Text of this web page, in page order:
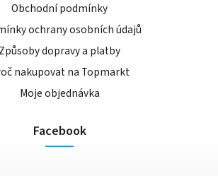
Obchodní podmínky
ochrany osobních údajů
Způsoby dopravy a platby
nakupovat na Topmarkt
Moje objednávka
Facebook